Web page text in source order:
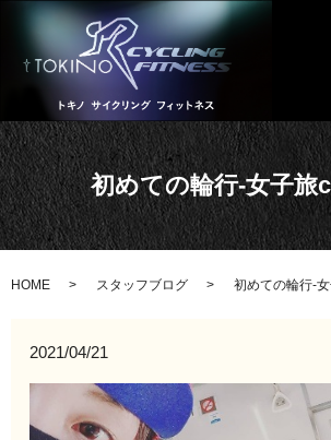
初めての輪行-女子旅
HOME スタッフブログ 初めての輪行-
2021/04/21